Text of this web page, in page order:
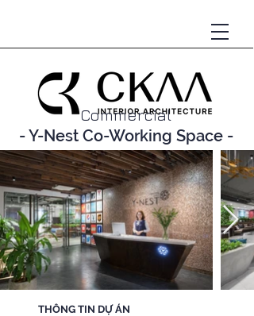
Commercial
- Y-Nest Co-Working Space -
THÔNG TIN DỰ ÁN